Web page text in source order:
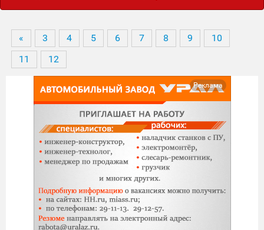
« 3 4 5 6 7 8 9
10
11
12
Реклама